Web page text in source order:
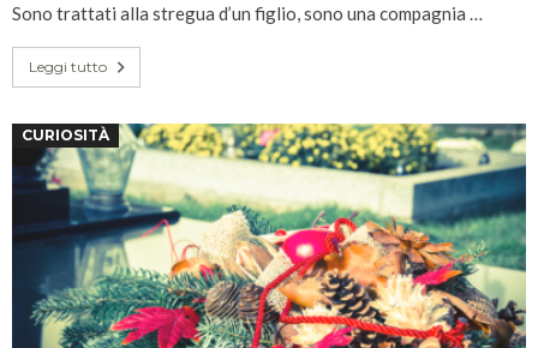
Sono trattati alla stregua d’un figlio, sono una compagnia …
Leggi tutto
CURIOSITÀ